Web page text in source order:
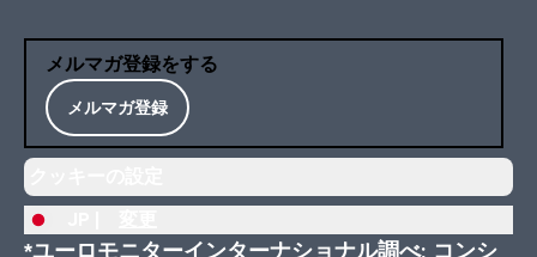
メルマガ登録をする
メルマガ登録
*ユーロモニターインターナショナル調べ; コンシ